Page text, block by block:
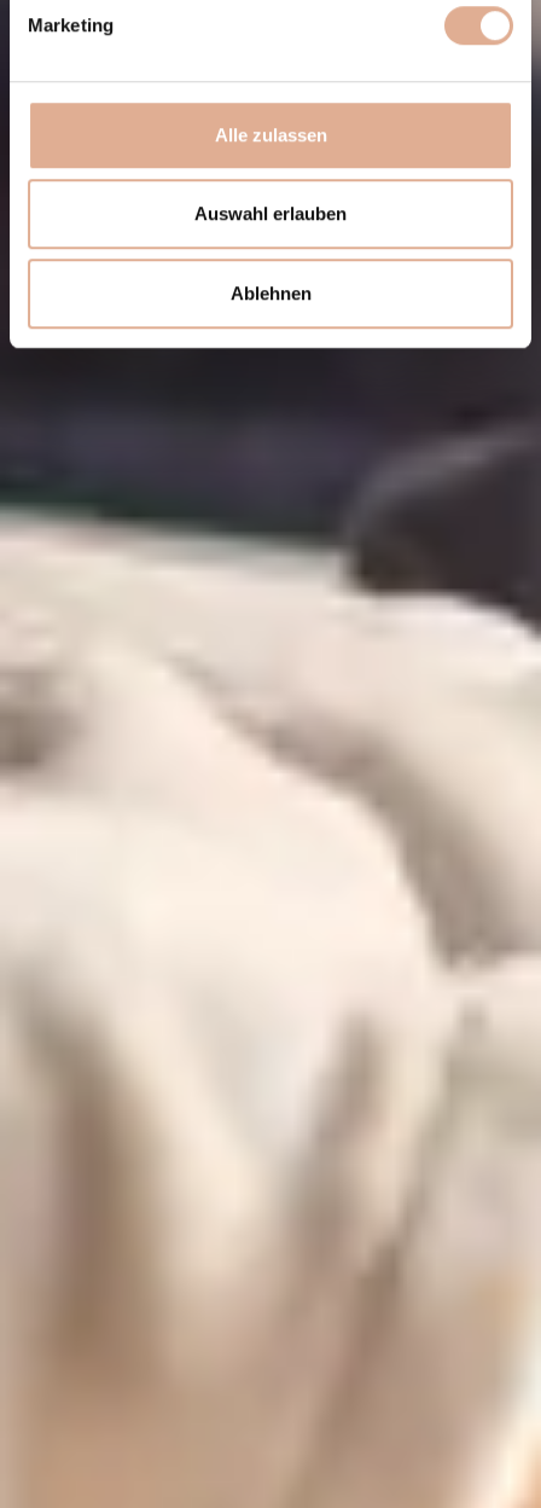
Marketing
Alle zulassen
Auswahl erlauben
Ablehnen